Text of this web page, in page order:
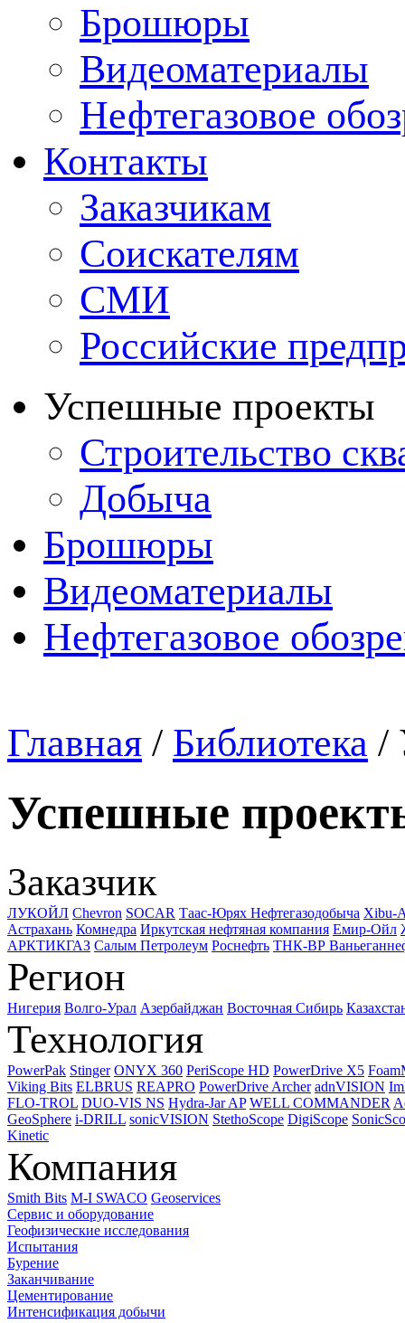
Брошюры
Видеоматериалы
Нефтегазовое
Контакты
Заказчикам
Соискателям
СМИ
Российские
Успешные проекты
Строительство
Добыча
Брошюры
Видеоматериалы
Нефтегазовое
Главная / Библиотека /
Успешные
Заказчик
ЛУКОЙЛ Chevron SOCAR Таас-Юрях Нефтегазодобыча Xibu-
Астрахань Комнедра Иркутская нефтяная компания Емир-Ойл
АРКТИКГАЗ Салым Петролеум Роснефть ТНК-ВР
Регион
Нигерия Волго-Урал Азербайджан Восточная Сибирь
Технология
PowerPak Stinger ONYX 360 PeriScope HD PowerDrive X5
Viking Bits ELBRUS REAPRO PowerDrive Archer adnVISION
FLO-TROL DUO-VIS NS Hydra-Jar AP WELL COMMANDER
GeoSphere i-DRILL sonicVISION StethoScope DigiScope
Kinetic
Компания
Smith Bits M-I SWACO Geoservices
Сервис и оборудование
Геофизические исследования
Испытания
Бурение
Заканчивание
Цементирование
Интенсификация добычи